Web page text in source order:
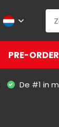
PRE-
De #1 in